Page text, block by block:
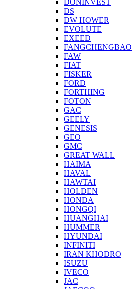
DONINVEST
DS
DW HOWER
EVOLUTE
EXEED
FANGCHENGBAO
FAW
FIAT
FISKER
FORD
FORTHING
FOTON
GAC
GEELY
GENESIS
GEO
GMC
GREAT WALL
HAIMA
HAVAL
HAWTAI
HOLDEN
HONDA
HONGQI
HUANGHAI
HUMMER
HYUNDAI
INFINITI
IRAN KHODRO
ISUZU
IVECO
JAC